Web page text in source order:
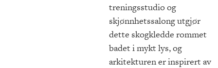
treningsstudio og
skjønnhetssalong utgjør
dette skogkledde rommet
badet i mykt lys, og
arkitekturen er inspirert av